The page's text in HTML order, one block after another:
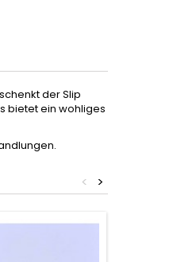
der Slip
bietet ein wohliges
>
<